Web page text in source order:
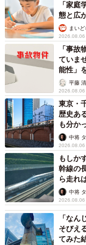
「家庭
態と広
まい
2026.08.06
「事故
ていま
能性」
平藤
2026.08.06
東京・
歴史あ
も分か
して」
中将
2026.08.06
もしか
幹線の
ら走れ
係が反
中将
2026.08.06
「なん
そびえ
てみた